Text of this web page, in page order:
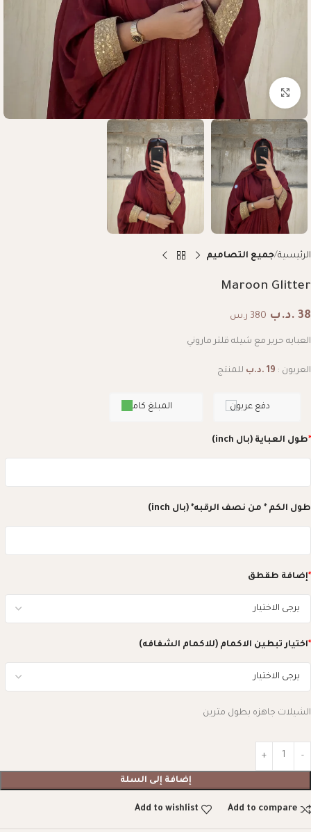
Click to enlarge
الرئيسية جميع التصاميم
Maroon Glitter
38 .د.ب 380 ر.س
العبايه حرير مع شيله قلتر ماروني
العربون : 19 .د.ب للمنتج
المبلغ كامل دفع عربون
*طول العباية (بال inch)
طول الكم * من نصف الرقبه* (بال inch)
*إضافة طقطق
*اختيار تبطين الاكمام (للاكمام الشفافه)
الشيلات جاهزه بطول مترين
إضافة إلى السلة
Add to compare
Add to wishlist